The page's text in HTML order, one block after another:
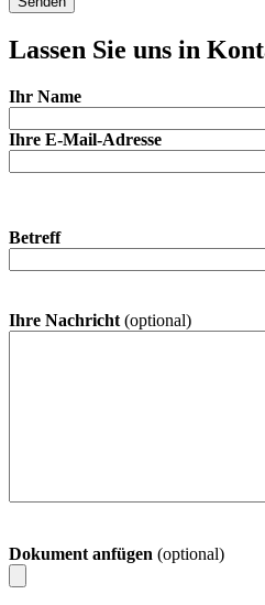
Lassen Sie uns in
Ihr Name
Ihre E-Mail-Adresse
Betreff
Ihre Nachricht (optional)
Dokument anfügen (optional)